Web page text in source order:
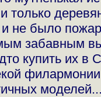
только
не было
забавным
купить их